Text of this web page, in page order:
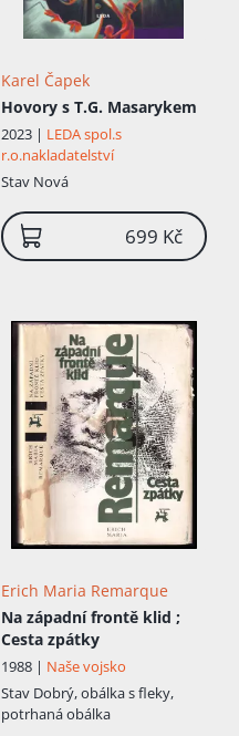
Karel Čapek
Hovory s T.G. Masarykem
2023 | LEDA spol.s
r.o.nakladatelství
Stav Nová
699 Kč
Erich Maria Remarque
Na západní frontě klid ;
Cesta zpátky
1988 | Naše vojsko
Stav Dobrý, obálka s fleky,
potrhaná obálka